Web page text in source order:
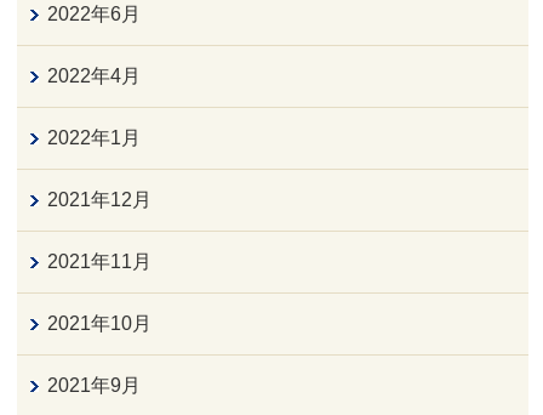
2022年6月
2022年4月
2022年1月
2021年12月
2021年11月
2021年10月
2021年9月